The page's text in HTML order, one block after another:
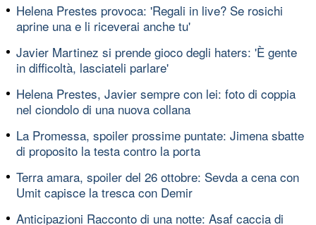
Helena Prestes provoca: 'Regali in live? Se rosichi
aprine una e li riceverai anche tu'
Javier Martinez si prende gioco degli haters: 'È gente
in difficoltà, lasciateli parlare'
Helena Prestes, Javier sempre con lei: foto di coppia
nel ciondolo di una nuova collana
La Promessa, spoiler prossime puntate: Jimena sbatte
di proposito la testa contro la porta
Terra amara, spoiler del 26 ottobre: Sevda a cena con
Umit capisce la tresca con Demir
Anticipazioni Racconto di una notte: Asaf caccia di